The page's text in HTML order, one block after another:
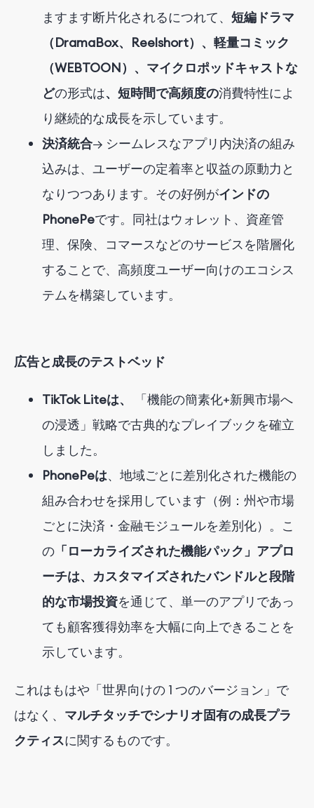
ますます断片化されるにつれて、 短編ドラマ
（DramaBox、Reelshort）、軽量コミック
（WEBTOON）、マイクロポッドキャストな
どの形式は、短時間で高頻度の消費特性によ
り継続的な成長を示しています。
決済統合→ シームレスなアプリ内決済の組み
込みは、ユーザーの定着率と収益の原動力と
なりつつあります。その好例がインドの
PhonePeです。同社はウォレット、資産管
理、保険、コマースなどのサービスを階層化
することで、高頻度ユーザー向けのエコシス
テムを構築しています。
広告と成長のテストベッド
TikTok Liteは、
「機能の簡素化+新興市場へ
の浸透」戦略で古典的なプレイブックを確立
しました。
PhonePeは、地域ごとに差別化された機能の
組み合わせを採用しています（例：州や市場
ごとに決済・金融モジュールを差別化）。こ
の 「ローカライズされた機能パック」アプロ
ーチは、 カスタマイズされたバンドルと段階
的な市場投資を通じて、単一のアプリであっ
ても顧客獲得効率を大幅に向上できることを
示しています。
これはもはや「世界向けの 1 つのバージョン」で
はなく、 マルチタッチでシナリオ固有の成長プラ
クティスに関するものです。